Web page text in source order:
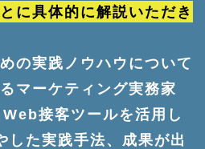
に具体的に解説いただき
の実践ノウハウについて
マーケティング実務家
接客ツールを活用し
した実践手法、成果が出